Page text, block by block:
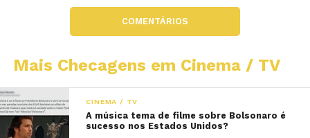
COMENTÁRIOS
Mais Checagens em Cinema / TV
CINEMA / TV
A música tema de filme sobre Bolsonaro é
sucesso nos Estados Unidos?